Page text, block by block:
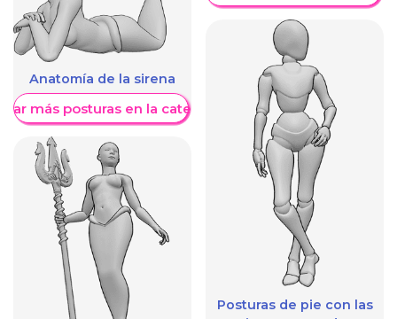
Anatomía de la sirena
más posturas en la categoría
Posturas de pie con las